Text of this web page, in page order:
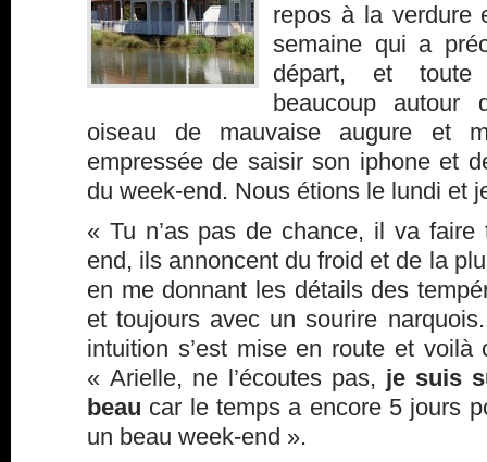
repos à la verdure
semaine qui a
départ, et toute
beaucoup autour
oiseau de mauvaise augure et
empressée de saisir son iphone et
du week-end. Nous étions le lundi et
« Tu n’as pas de chance, il va
end, ils annoncent du froid et de la
en me donnant les détails des
et toujours avec un sourire
intuition s’est mise en route et
« Arielle, ne l’écoutes pas, je suis
beau car le temps a encore 5 jours
un beau week-end ».